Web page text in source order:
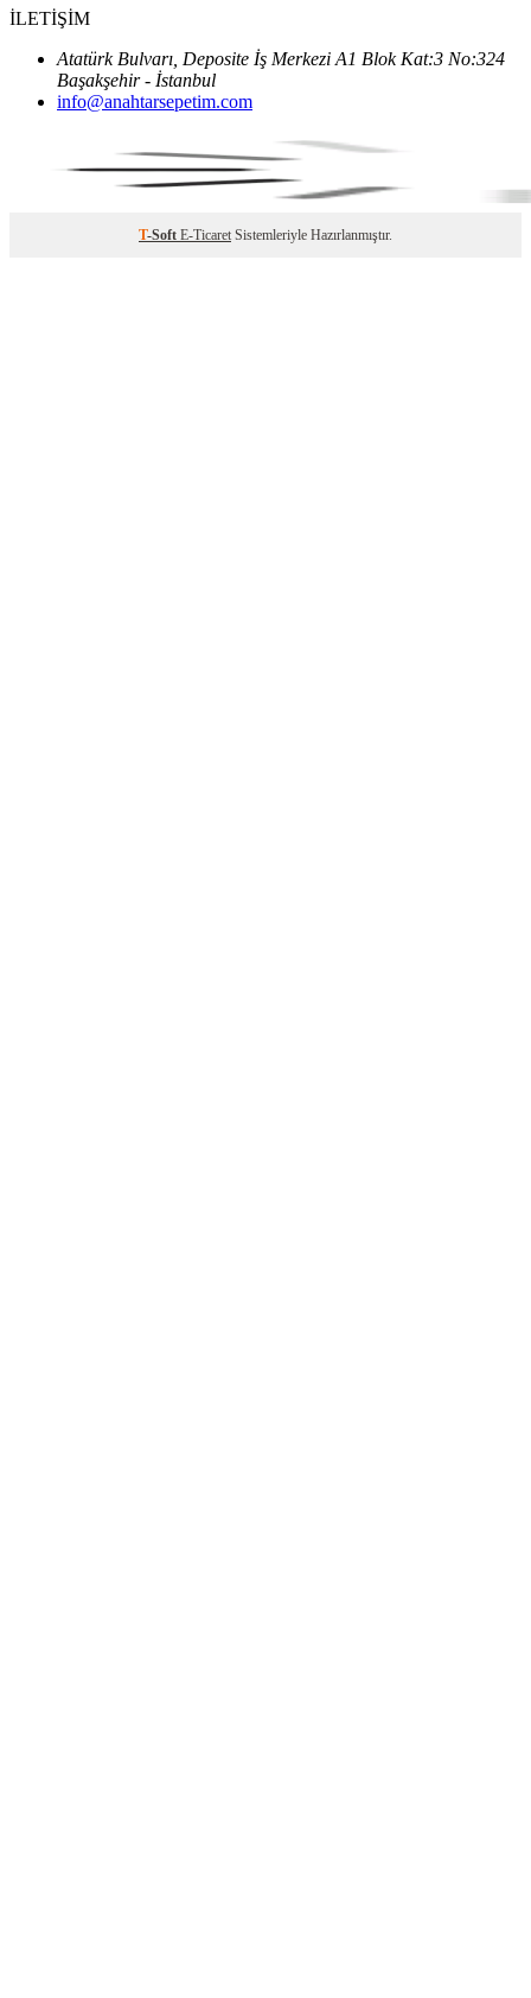
İLETİŞİM
Atatürk Bulvarı, Deposite İş Merkezi A1 Blok Kat:3 No:324
Başakşehir - İstanbul
info@anahtarsepetim.com
T-Soft E-Ticaret Sistemleriyle Hazırlanmıştır.